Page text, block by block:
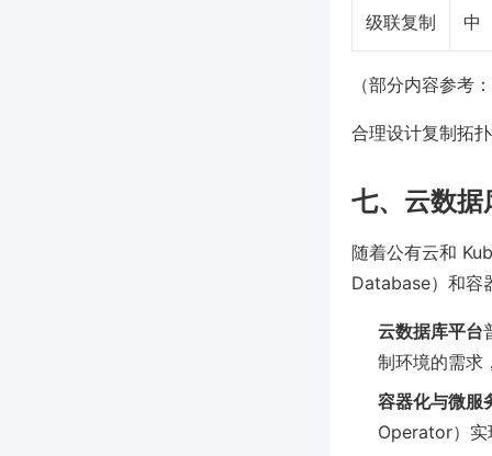
级联复制 中
（部分内容参
合理设计复制拓
七、云数据
随着公有云和
Database）和容
云数据库平台
制环境的需求
容器化与微服
Operator）实